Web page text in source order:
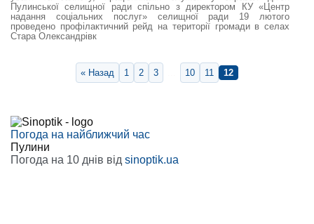
Пулинської селищної ради спільно з директором КУ «Центр
надання соціальних послуг» селищної ради 19 лютого
проведено профілактичний рейд на території громади в селах
Стара Олександрівк
« Назад 1 2 3 10 11 12
Погода на найближчий час
Пулини
Погода на 10 днів від sinoptik.ua